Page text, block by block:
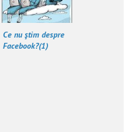
Ce nu ştim despre
Facebook?(1)